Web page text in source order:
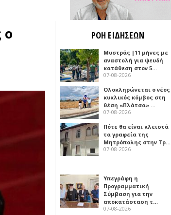
ο
ΡΟΗ ΕΙΔΗΣΕΩΝ
Μυστράς |11 μήνες με
αναστολή για ψευδή
κατάθεση στον 5…
07-08-2026
Ολοκληρώνεται ο νέος
κυκλικός κόμβος στη
θέση «Πλάτσα» …
07-08-2026
Πότε θα είναι κλειστά
τα γραφεία της
Μητρόπολης στην Τρ…
07-08-2026
Υπεγράφη η
Προγραμματική
Σύμβαση για την
αποκατάσταση τ…
07-08-2026